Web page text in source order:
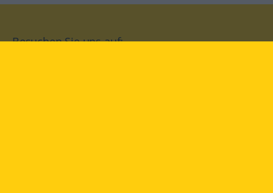
Besuchen Sie uns auf: